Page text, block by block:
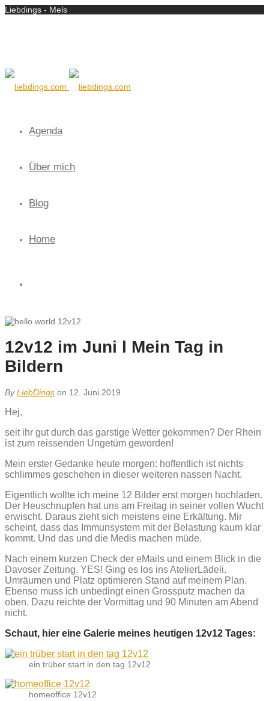
Liebdings - Mels
Agenda
Über mich
Blog
Home
12v12 im Juni l Mein Tag in
Bildern
ByLiebDings on 12. Juni 2019
Hej,
seit ihr gut durch das garstige Wetter gekommen? Der Rhein
ist zum reissenden Ungetüm geworden!
Mein erster Gedanke heute morgen: hoffentlich ist nichts
schlimmes geschehen in dieser weiteren nassen Nacht.
Eigentlich wollte ich meine 12 Bilder erst morgen hochladen.
Der Heuschnupfen hat uns am Freitag in seiner vollen Wucht
erwischt. Daraus zieht sich meistens eine Erkältung. Mir
scheint, dass das Immunsystem mit der Belastung kaum klar
kommt. Und das und die Medis machen müde.
Nach einem kurzen Check der eMails und einem Blick in die
Davoser Zeitung. YES! Ging es los ins AtelierLädeli.
Umräumen und Platz optimieren Stand auf meinem Plan.
Ebenso muss ich unbedingt einen Grossputz machen da
oben. Dazu reichte der Vormittag und 90 Minuten am Abend
nicht.
Schaut, hier eine Galerie meines heutigen 12v12 Tages:
ein trüber start in den tag 12v12
homeoffice 12v12